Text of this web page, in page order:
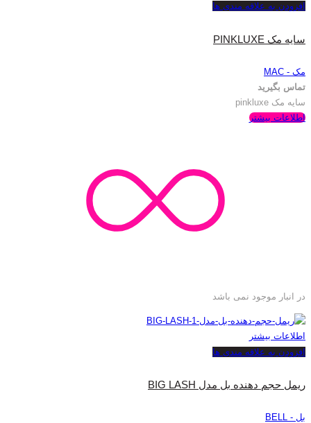
افزودن به علاقه مندی ها
سایه مک PINKLUXE
مک - MAC
تماس بگیرید
سایه مک pinkluxe
اطلاعات بیشتر
در انبار موجود نمی باشد
اطلاعات بیشتر
افزودن به علاقه مندی ها
ریمل حجم دهنده بل مدل BIG LASH
بل - BELL